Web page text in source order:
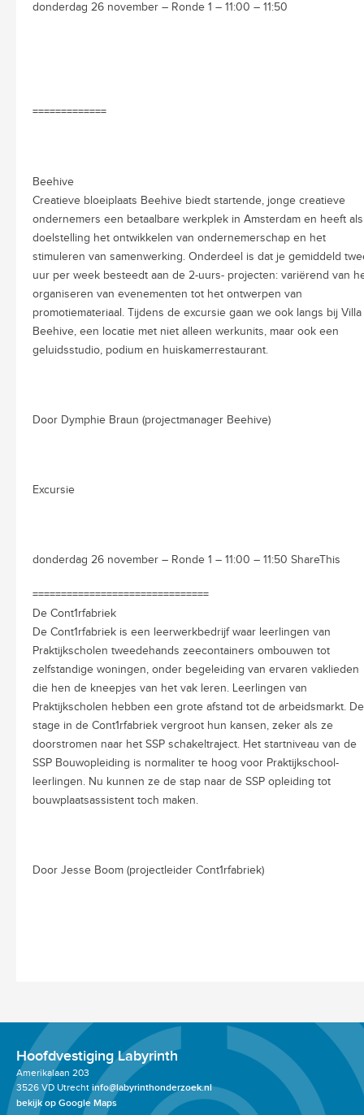
donderdag 26 november – Ronde 1 – 11:00 – 11:50
=============
Beehive
Creatieve bloeiplaats Beehive biedt startende, jonge creatieve
ondernemers een betaalbare werkplek in Amsterdam en heeft als
doelstelling het ontwikkelen van ondernemerschap en het
stimuleren van samenwerking. Onderdeel is dat je gemiddeld
uur per week besteedt aan de 2-uurs- projecten: variërend van
organiseren van evenementen tot het ontwerpen van
promotiemateriaal. Tijdens de excursie gaan we ook langs bij Villa
Beehive, een locatie met niet alleen werkunits, maar ook een
geluidsstudio, podium en huiskamerrestaurant.
Door Dymphie Braun (projectmanager Beehive)
Excursie
donderdag 26 november – Ronde 1 – 11:00 – 11:50 ShareThis
===============================
De Cont1rfabriek
De Cont1rfabriek is een leerwerkbedrijf waar leerlingen van
Praktijkscholen tweedehands zeecontainers ombouwen tot
zelfstandige woningen, onder begeleiding van ervaren vaklieden
die hen de kneepjes van het vak leren. Leerlingen van
Praktijkscholen hebben een grote afstand tot de arbeidsmarkt. De
stage in de Cont1rfabriek vergroot hun kansen, zeker als ze
doorstromen naar het SSP schakeltraject. Het startniveau van de
SSP Bouwopleiding is normaliter te hoog voor Praktijkschool-
leerlingen. Nu kunnen ze de stap naar de SSP opleiding tot
bouwplaatsassistent toch maken.
Door Jesse Boom (projectleider Cont1rfabriek)
Hoofdvestiging Labyrinth
Amerikalaan 203
3526 VD Utrecht info@labyrinthonderzoek.nl
bekijk op Google Maps